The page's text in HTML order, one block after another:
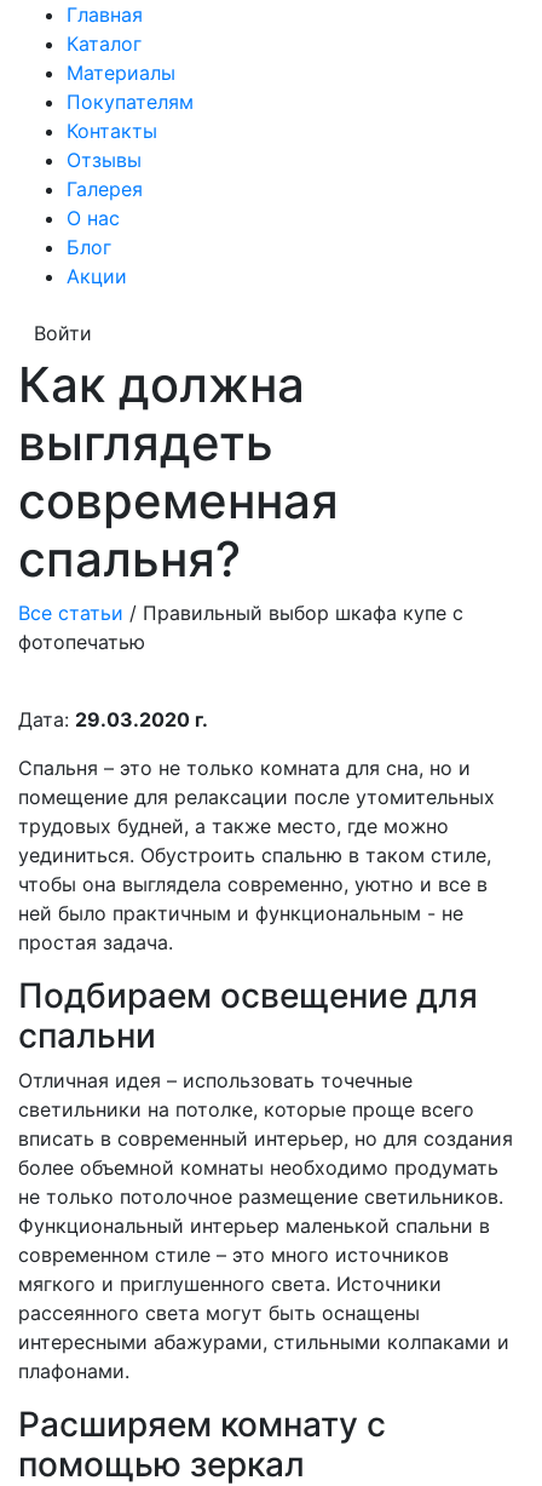
Главная
Каталог
Материалы
Покупателям
Контакты
Отзывы
Галерея
О нас
Блог
Акции
Войти
Как должна
выглядеть
современная
спальня?
Все статьи / Правильный выбор шкафа купе с
фотопечатью
Дата: 29.03.2020 г.
Спальня – это не только комната для сна, но и
помещение для релаксации после утомительных
трудовых будней, а также место, где можно
уединиться. Обустроить спальню в таком стиле,
чтобы она выглядела современно, уютно и все в
ней было практичным и функциональным - не
простая задача.
Подбираем освещение для
спальни
Отличная идея – использовать точечные
светильники на потолке, которые проще всего
вписать в современный интерьер, но для создания
более объемной комнаты необходимо продумать
не только потолочное размещение светильников.
Функциональный интерьер маленькой спальни в
современном стиле – это много источников
мягкого и приглушенного света. Источники
рассеянного света могут быть оснащены
интересными абажурами, стильными колпаками и
плафонами.
Расширяем комнату с
помощью зеркал